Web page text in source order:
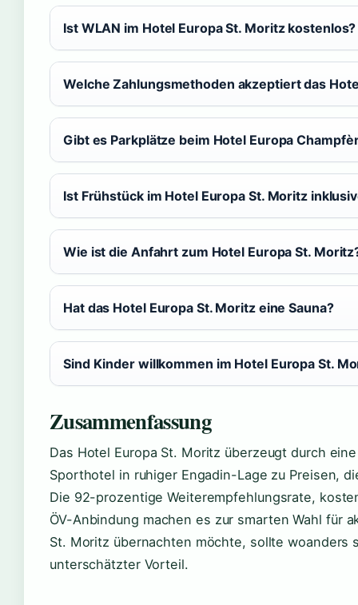
Ist WLAN im Hotel Europa St. Moritz kostenlos?
Welche Zahlungsmethoden akzeptiert das
Gibt es Parkplätze beim Hotel Europa
Ist Frühstück im Hotel Europa St. Moritz
Wie ist die Anfahrt zum Hotel Europa St.
Hat das Hotel Europa St. Moritz eine Sauna?
Sind Kinder willkommen im Hotel Europa St.
Zusammenfassung
Das Hotel Europa St. Moritz überzeugt durch
Sporthotel in ruhiger Engadin-Lage zu Preisen,
Die 92-prozentige Weiterempfehlungsrate,
ÖV-Anbindung machen es zur smarten Wahl für
St. Moritz übernachten möchte, sollte woanders
unterschätzter Vorteil.